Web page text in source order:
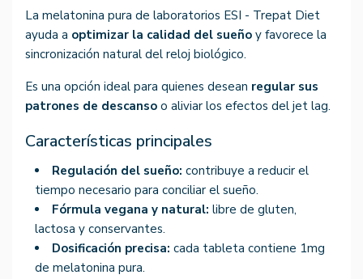
La melatonina pura de laboratorios ESI - Trepat Diet
ayuda a optimizar la calidad del sueño y favorece la
sincronización natural del reloj biológico.
Es una opción ideal para quienes desean regular sus
patrones de descanso o aliviar los efectos del jet lag.
Características principales
Regulación del sueño: contribuye a reducir el
tiempo necesario para conciliar el sueño.
Fórmula vegana y natural: libre de gluten,
lactosa y conservantes.
Dosificación precisa: cada tableta contiene 1mg
de melatonina pura.